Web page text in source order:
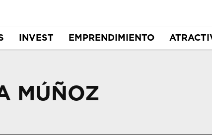
INVEST EMPRENDIMIENTO
MÚÑOZ